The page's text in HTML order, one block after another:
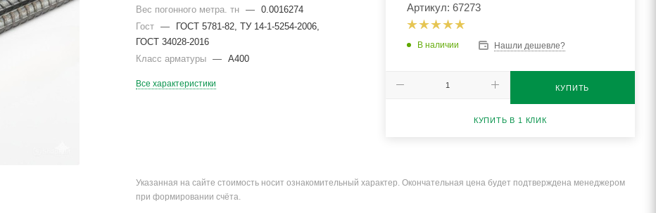
Вес погонного метра. тн
—
0.0016274
Гост
—
ГОСТ 5781-82, ТУ 14-1-5254-2006,
ГОСТ 34028-2016
Класс арматуры
— А400
Все характеристики
Артикул: 67273
В наличии Нашли дешевле?
КУПИТЬ
КУПИТЬ В 1 КЛИК
Указанная на сайте стоимость носит ознакомительный характер. Окончательная цена будет подтверждена менеджером
при формировании счёта.